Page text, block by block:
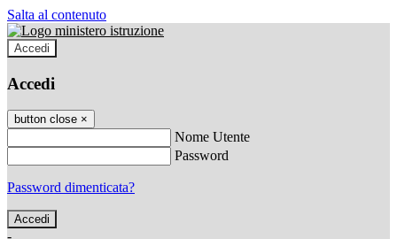
Salta al contenuto
Accedi
Accedi
button close ×
Nome Utente
Password
Password dimenticata?